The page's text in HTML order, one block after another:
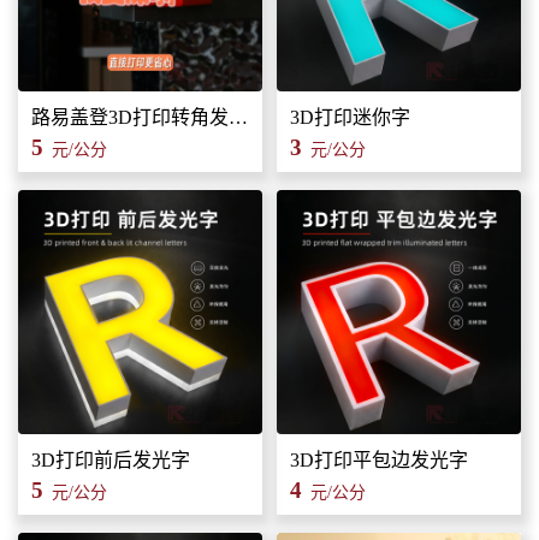
路易盖登3D打印转角发光字标识招牌
5 元/公分
3D打印迷你字
3 元/公分
3D打印前后发光字
5 元/公分
3D打印平包边发光字
4 元/公分